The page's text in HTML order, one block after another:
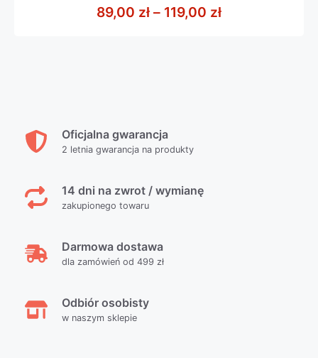
5
89,00 zł – 119,00 złZakres cen:
Oficjalna gwarancja
2 letnia gwarancja na produkty
14 dni na zwrot / wymianę
zakupionego towaru
Darmowa dostawa
dla zamówień od 499 zł
Odbiór osobisty
w naszym sklepie